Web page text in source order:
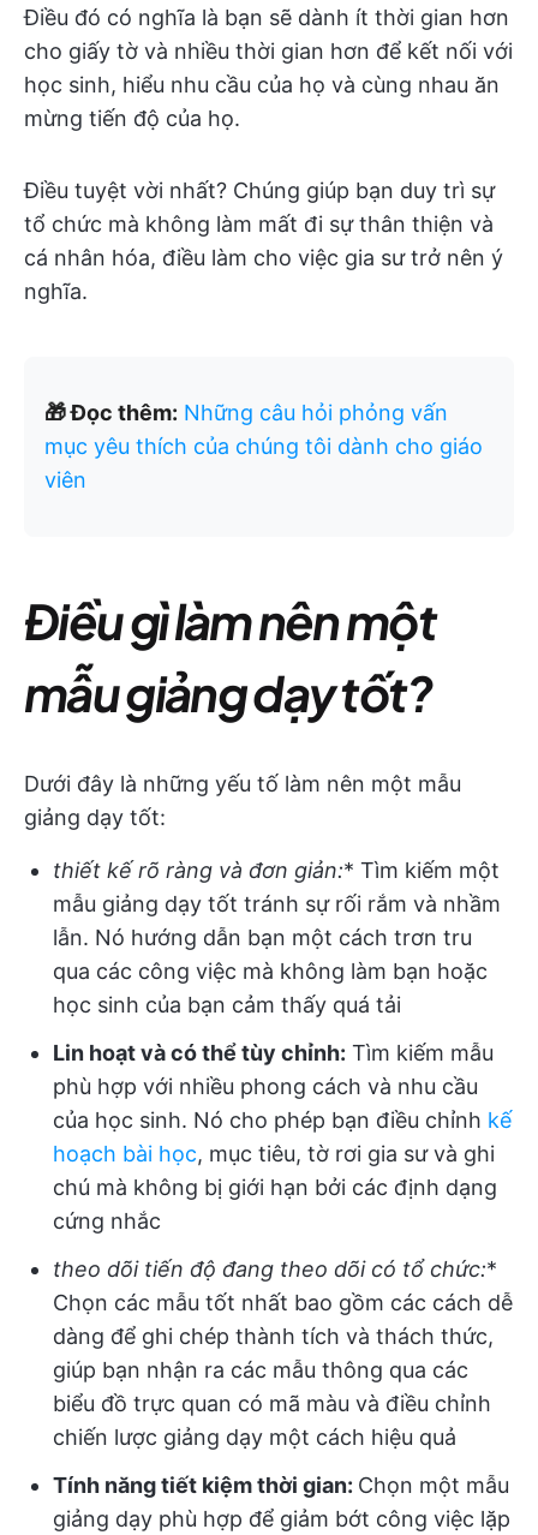
Điều đó có nghĩa là bạn sẽ dành ít thời gian hơn
cho giấy tờ và nhiều thời gian hơn để kết nối với
học sinh, hiểu nhu cầu của họ và cùng nhau ăn
mừng tiến độ của họ.
Điều tuyệt vời nhất? Chúng giúp bạn duy trì sự
tổ chức mà không làm mất đi sự thân thiện và
cá nhân hóa, điều làm cho việc gia sư trở nên ý
nghĩa.
🎁 Đọc thêm: Những câu hỏi phỏng vấn
mục yêu thích của chúng tôi dành cho giáo
viên
Điều gì làm nên một
mẫu giảng dạy tốt?
Dưới đây là những yếu tố làm nên một mẫu
giảng dạy tốt:
thiết kế rõ ràng và đơn giản:* Tìm kiếm một
mẫu giảng dạy tốt tránh sự rối rắm và nhầm
lẫn. Nó hướng dẫn bạn một cách trơn tru
qua các công việc mà không làm bạn hoặc
học sinh của bạn cảm thấy quá tải
Lin hoạt và có thể tùy chỉnh: Tìm kiếm mẫu
phù hợp với nhiều phong cách và nhu cầu
của học sinh. Nó cho phép bạn điều chỉnh kế
hoạch bài học, mục tiêu, tờ rơi gia sư và ghi
chú mà không bị giới hạn bởi các định dạng
cứng nhắc
theo dõi tiến độ đang theo dõi có tổ chức:*
Chọn các mẫu tốt nhất bao gồm các cách dễ
dàng để ghi chép thành tích và thách thức,
giúp bạn nhận ra các mẫu thông qua các
biểu đồ trực quan có mã màu và điều chỉnh
chiến lược giảng dạy một cách hiệu quả
Tính năng tiết kiệm thời gian: Chọn một mẫu
giảng dạy phù hợp để giảm bớt công việc lặp